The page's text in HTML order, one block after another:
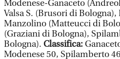
Modenese-Ganaceto
Valsa S. (Brusori di Bologna),
Manzolino (Matteucci di
(Graziani di Bologna),
Bologna). Classifica:
Modenese 50, Spilamberto